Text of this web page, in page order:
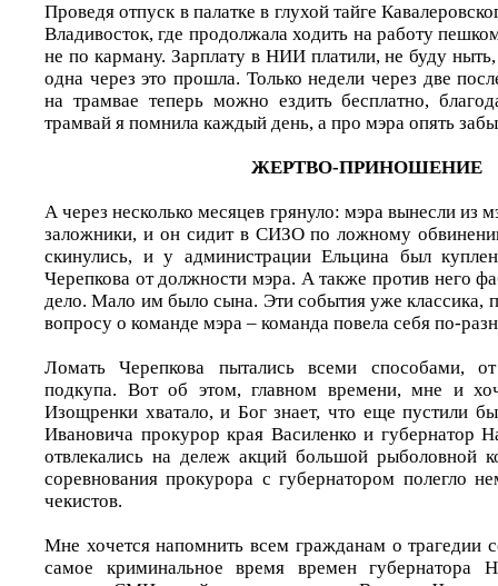
Проведя отпуск в палатке в глухой тайге
Владивосток, где продолжала ходить на работу
не по карману. Зарплату в НИИ платили, не буду
одна через это прошла. Только недели через две
на трамвае теперь можно ездить бесплатно,
трамвай я помнила каждый день, а про мэра опять
ЖЕРТВО-ПРИНОШЕНИЕ
А через несколько месяцев грянуло: мэра вынесли из
заложники, и он сидит в СИЗО по ложному
скинулись, и у администрации Ельцина был
Черепкова от должности мэра. А также против него
дело. Мало им было сына. Эти события уже классика,
вопросу о команде мэра – команда повела себя по-
Ломать Черепкова пытались всеми способами,
подкупа. Вот об этом, главном времени, мне и
Изощренки хватало, и Бог знает, что еще пустили
Ивановича прокурор края Василенко и губернатор
отвлекались на дележ акций большой рыболовной
соревнования прокурора с губернатором полегло
чекистов.
Мне хочется напомнить всем гражданам о трагедии
самое криминальное время времен губернатора